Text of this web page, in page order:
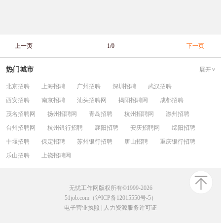
上一页 1/0 下一页
热门城市 展开
北京招聘 上海招聘 广州招聘 深圳招聘
武汉招聘
西安招聘
南京招聘 汕头招聘网 揭阳招聘网
成都招聘
茂名招聘网
扬州招聘网 青岛招聘 杭州招聘网
滁州招聘
台州招聘网
杭州银行招聘 襄阳招聘 安庆招聘网
绵阳招聘
十堰招聘
保定招聘 苏州银行招聘 唐山招聘
重庆银行招聘
乐山招聘
上饶招聘网
无忧工作网版权所有©1999-2026
51job.com（沪ICP备12015550号-5）
电子营业执照
人力资源服务许可证